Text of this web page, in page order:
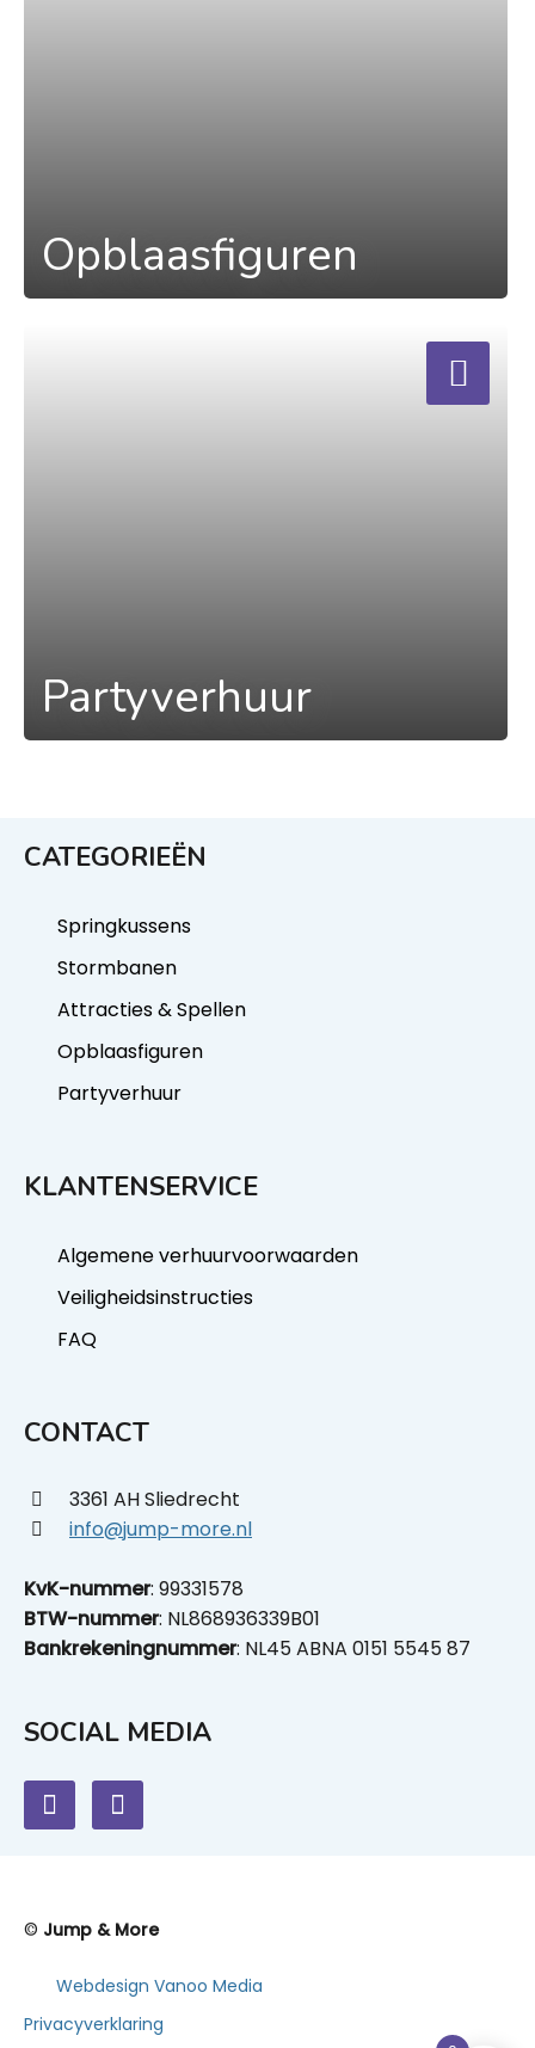
Opblaasfiguren
Partyverhuur
CATEGORIEËN
Springkussens
Stormbanen
Attracties & Spellen
Opblaasfiguren
Partyverhuur
KLANTENSERVICE
Algemene verhuurvoorwaarden
Veiligheidsinstructies
FAQ
CONTACT
3361 AH Sliedrecht
info@jump-more.nl
KvK-nummer: 99331578
BTW-nummer: NL868936339B01
Bankrekeningnummer: NL45 ABNA 0151 5545 87
SOCIAL MEDIA
© Jump & More
Webdesign Vanoo Media
Privacyverklaring